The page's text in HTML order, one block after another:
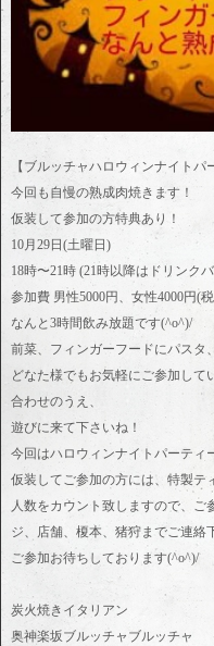
【ブルッチャハロウィンナイトパ
今回も自慢の熟成肉焼きます！
仮装して参加の方特典あり！
10月29日(土曜日)
18時〜21時 (21時以降はドリンク
参加費 男性5000円、女性4000円(
なんと3時間飲み放題です(^o^)/
前菜、フィンガーフードにパスタ
どなた様でもお気軽にご参加し
合わせのうえ、
遊びに来て下さいね！
今回はハロウィンナイトパーティ
仮装してご参加の方には、特製テ
人数をカウント致しますので、ご
ジ、店舗、榎本、猪狩までご連絡
ご参加お待ちしております(^o^)/
炭火焼きイタリアン
奥神楽坂ブルッチャブルッチャ